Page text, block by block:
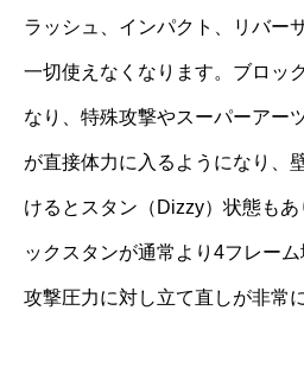
ラッシュ、インパクト、リバー
一切使えなくなります。ブロッ
なり、特殊攻撃やスーパーアー
が直接体力に入るようになり、
けるとスタン（Dizzy）状態も
ックスタンが通常より4フレー
攻撃圧力に対し立て直しが非常